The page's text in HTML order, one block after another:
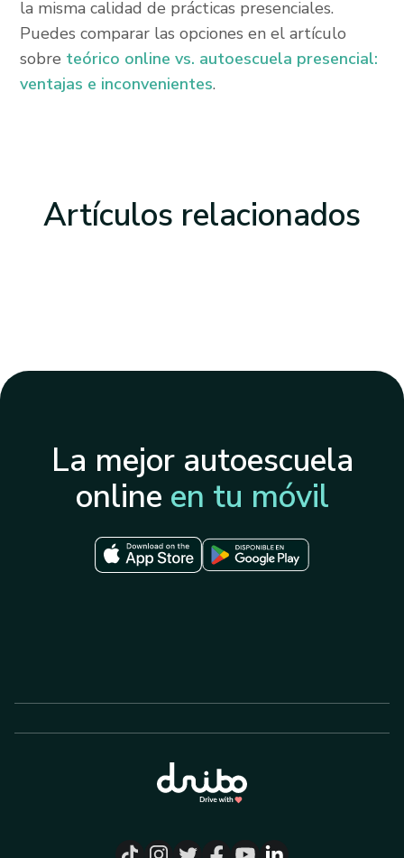
la misma calidad de prácticas presenciales.
Puedes comparar las opciones en el artículo
sobre teórico online vs. autoescuela presencial:
ventajas e inconvenientes.
Artículos relacionados
La mejor autoescuela
online en tu móvil